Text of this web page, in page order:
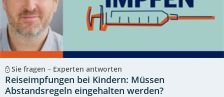
Sie fragen – Experten antworten
Reiseimpfungen bei Kindern: Müssen
Abstandsregeln eingehalten werden?